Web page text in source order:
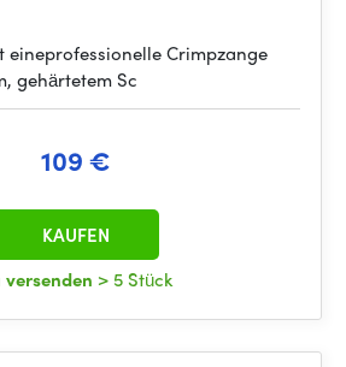
eineprofessionelle Crimpzange
gehärtetem Sc
109 €
versenden > 5 Stück
KAUFEN